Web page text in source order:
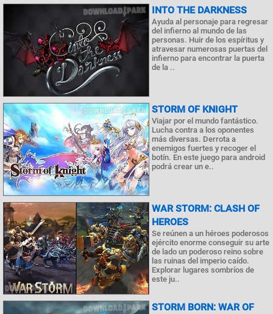
INTO THE DARKNESS
Ayuda al personaje para regresar
del infierno al mundo de las
personas. Huir de los espíritus y
atravesar numerosas puertas del
infierno para encontrar la puerta
de la ..
STORM OF KNIGHT
Viajar por el mundo fantástico.
Lucha contra a los oponentes
más diversas. Derrota a
enemigos fuertes y recoger el
botín. En este juego para android
podrá crear un e..
WAR STORM: CLASH OF
HEROES
Se reúnen a un héroes poderosos
ejército enorme conseguir su arte
de lado un poderoso reino sobre
las ruinas del imperio caído.
Explorar lugares sombríos de
este ju..
STORM BORN: WAR OF